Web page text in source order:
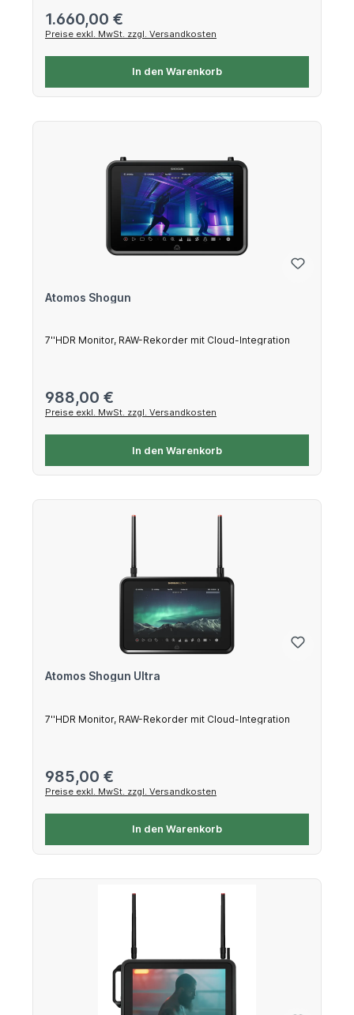
Regulärer Preis:
1.660,00 €
Preise exkl. MwSt. zzgl. Versandkosten
In den Warenkorb
Atomos Shogun
7''HDR Monitor, RAW-Rekorder mit Cloud-Integration
Regulärer Preis:
988,00 €
Preise exkl. MwSt. zzgl. Versandkosten
In den Warenkorb
Atomos Shogun Ultra
7''HDR Monitor, RAW-Rekorder mit Cloud-Integration
Regulärer Preis:
985,00 €
Preise exkl. MwSt. zzgl. Versandkosten
In den Warenkorb